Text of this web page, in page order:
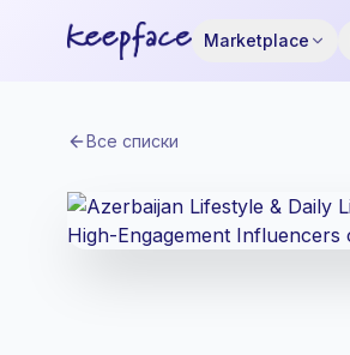
Marketplace
Все списки